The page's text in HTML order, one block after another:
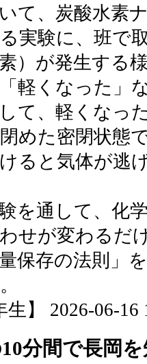
て、炭酸水素
実験に、班で
）が発生する
軽くなった」
て、軽くなっ
めた密閉状態
ると気体が逃
を通して、化
せが変わるだ
量保存の法則」
生】 2026-06-16
分間で長岡